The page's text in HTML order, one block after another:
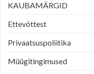
KAUBAMÄRGID
Ettevõttest
Privaatsuspoliitika
Müügitingimused